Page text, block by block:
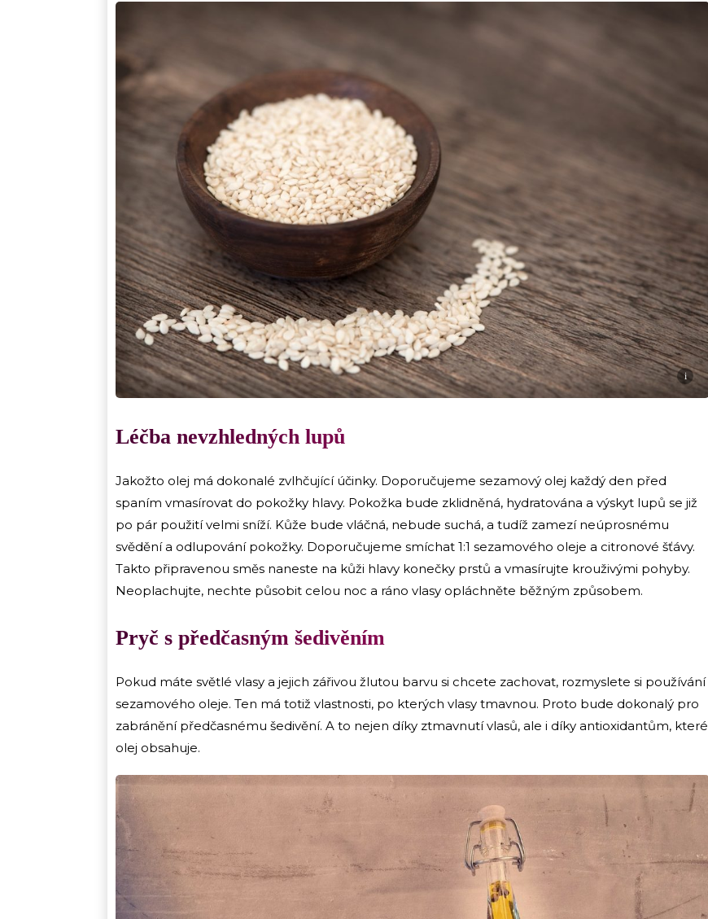
i
Léčba nevzhledných lupů
Jakožto olej má dokonalé zvlhčující účinky. Doporučujeme sezamový olej každý den před
spaním vmasírovat do pokožky hlavy. Pokožka bude zklidněná, hydratována a výskyt lupů se již
po pár použití velmi sníží. Kůže bude vláčná, nebude suchá, a tudíž zamezí neúprosnému
svědění a odlupování pokožky. Doporučujeme smíchat 1:1 sezamového oleje a citronové šťávy.
Takto připravenou směs naneste na kůži hlavy konečky prstů a vmasírujte krouživými pohyby.
Neoplachujte, nechte působit celou noc a ráno vlasy opláchněte běžným způsobem.
Pryč s předčasným šedivěním
Pokud máte světlé vlasy a jejich zářivou žlutou barvu si chcete zachovat, rozmyslete si používání
sezamového oleje. Ten má totiž vlastnosti, po kterých vlasy tmavnou. Proto bude dokonalý pro
zabránění předčasnému šedivění. A to nejen díky ztmavnutí vlasů, ale i díky antioxidantům, které
olej obsahuje.